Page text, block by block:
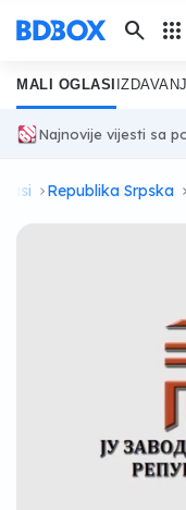
search apps
MALI OGLASI
Najnovije vijesti sa
Republika Srpska